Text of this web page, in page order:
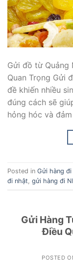
Gửi đồ từ
Quan Trọng Gửi
đề khiến nhiều
đúng cách sẽ
hỏng hóc và
Posted in Gửi hàng
đi nhật gửi hàng đi
Gửi Hàng
Điều
POSTED